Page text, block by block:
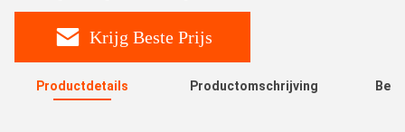
Krijg Beste Prijs
Productdetails Productomschrijving